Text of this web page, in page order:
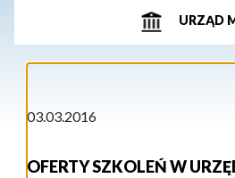
URZĄD
03.03.2016
OFERTY SZKOLEŃ W